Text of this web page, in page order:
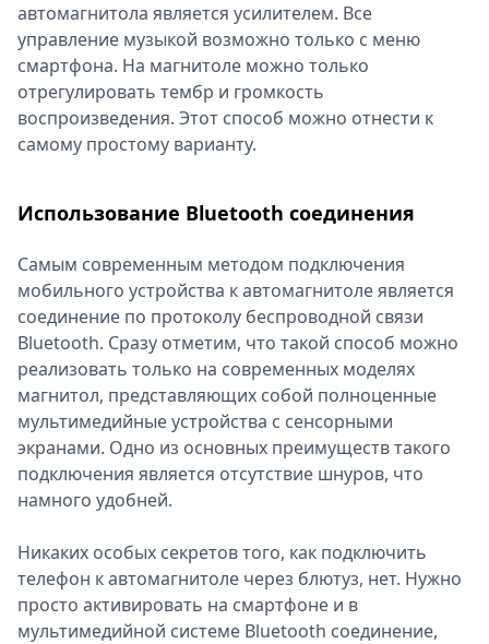
автомагнитола является усилителем. Все
управление музыкой возможно только с меню
смартфона. На магнитоле можно только
отрегулировать тембр и громкость
воспроизведения. Этот способ можно отнести к
самому простому варианту.
Использование Bluetooth соединения
Самым современным методом подключения
мобильного устройства к автомагнитоле является
соединение по протоколу беспроводной связи
Bluetooth. Сразу отметим, что такой способ можно
реализовать только на современных моделях
магнитол, представляющих собой полноценные
мультимедийные устройства с сенсорными
экранами. Одно из основных преимуществ такого
подключения является отсутствие шнуров, что
намного удобней.
Никаких особых секретов того, как подключить
телефон к автомагнитоле через блютуз, нет. Нужно
просто активировать на смартфоне и в
мультимедийной системе Bluetooth соединение,